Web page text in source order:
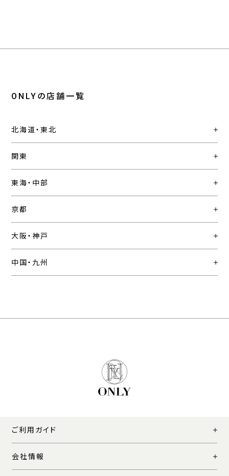
ONLYの店舗一覧
北海道・東北
関東
東海・中部
京都
大阪・神戸
中国・九州
ご利用ガイド
会社情報